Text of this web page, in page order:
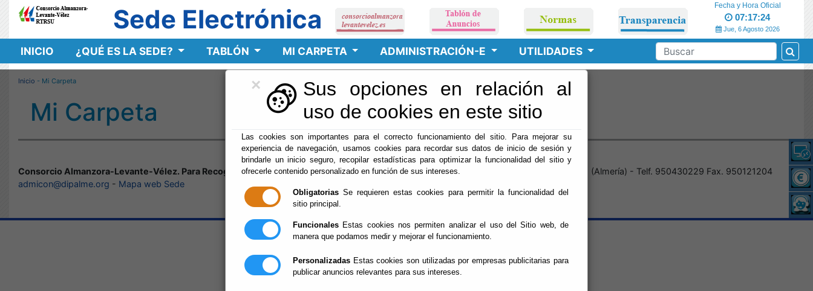
×
Sus opciones en relación al
uso de cookies en este sitio
Las cookies son importantes para el correcto funcionamiento del sitio. Para mejorar su
experiencia de navegación, usamos cookies para recordar sus datos de inicio de sesión y
brindarle un inicio seguro, recopilar estadísticas para optimizar la funcionalidad del sitio y
ofrecerle contenido personalizado en función de sus intereses.
Obligatorias Se requieren estas cookies para permitir la funcionalidad del
sitio principal.
Funcionales Estas cookies nos permiten analizar el uso del Sitio web, de
manera que podamos medir y mejorar el funcionamiento.
Personalizadas Estas cookies son utilizadas por empresas publicitarias para
publicar anuncios relevantes para sus intereses.
Sede Electrónica Fecha y Hora Oficial
07:17:24
Jue, 6 Agosto 2026
INICIO ¿QUÉ ES LA SEDE? TABLÓN MI CARPETA ADMINISTRACIÓN-E UTILIDADES
Inicio - Mi Carpeta
Mi Carpeta
Consorcio Almanzora-Levante-Vélez. Para Recogida y Tratamiento de RSU (Cif: V04290094).- Avda/ 28 de febrero, n.30, 04800 Albox (Almería) - Telf. 950430229 Fax. 950121204
admicon@dipalme.org - Mapa web Sede